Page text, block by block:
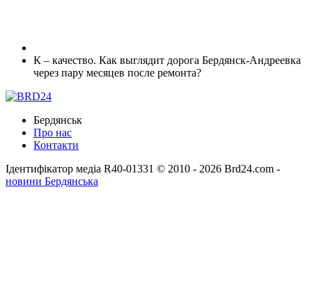
К – качество. Как выглядит дорога Бердянск-Андреевка
через пару месяцев после ремонта?
Бердянськ
Про нас
Контакти
Ідентифікатор медіа R40-01331 © 2010 - 2026 Brd24.com -
новини Бердянська